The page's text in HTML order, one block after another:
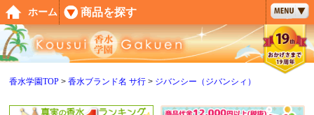
香水学園TOP 香水ブランド名 サ行 ジバンシー（ジバンシィ）
ペー
ジト
ップ
へ
ホーム 商品を探す